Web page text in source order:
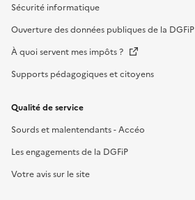
Sécurité informatique
Ouverture des données publiques de la DGFiP
À quoi servent mes impôts ?
Supports pédagogiques et citoyens
Qualité de service
Sourds et malentendants - Accéo
Les engagements de la DGFiP
Votre avis sur le site